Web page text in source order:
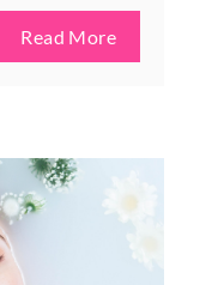
Read More